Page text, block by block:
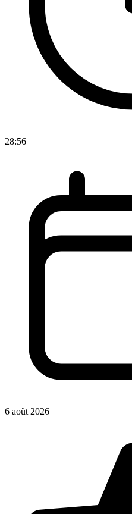
28:56
6 août 2026